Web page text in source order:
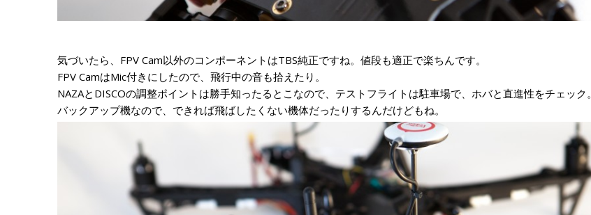
気づいたら、FPV Cam以外のコンポーネントはTBS純正ですね。値段も適正で楽ちんです。
FPV CamはMic付きにしたので、飛行中の音も拾えたり。
NAZAとDISCOの調整ポイントは勝手知ったるとこなので、テストフライトは駐車場で、ホバと直進性をチェック。
バックアップ機なので、できれば飛ばしたくない機体だったりするんだけどもね。